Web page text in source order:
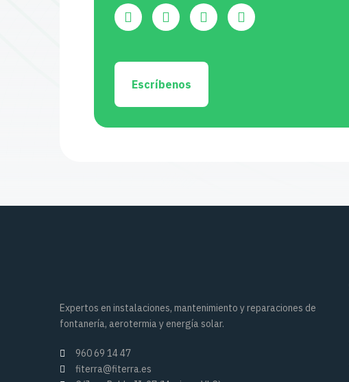
Escríbenos
Expertos en instalaciones, mantenimiento y reparaciones de
fontanería, aerotermia y energía solar.
960 69 14 47
fiterra@fiterra.es